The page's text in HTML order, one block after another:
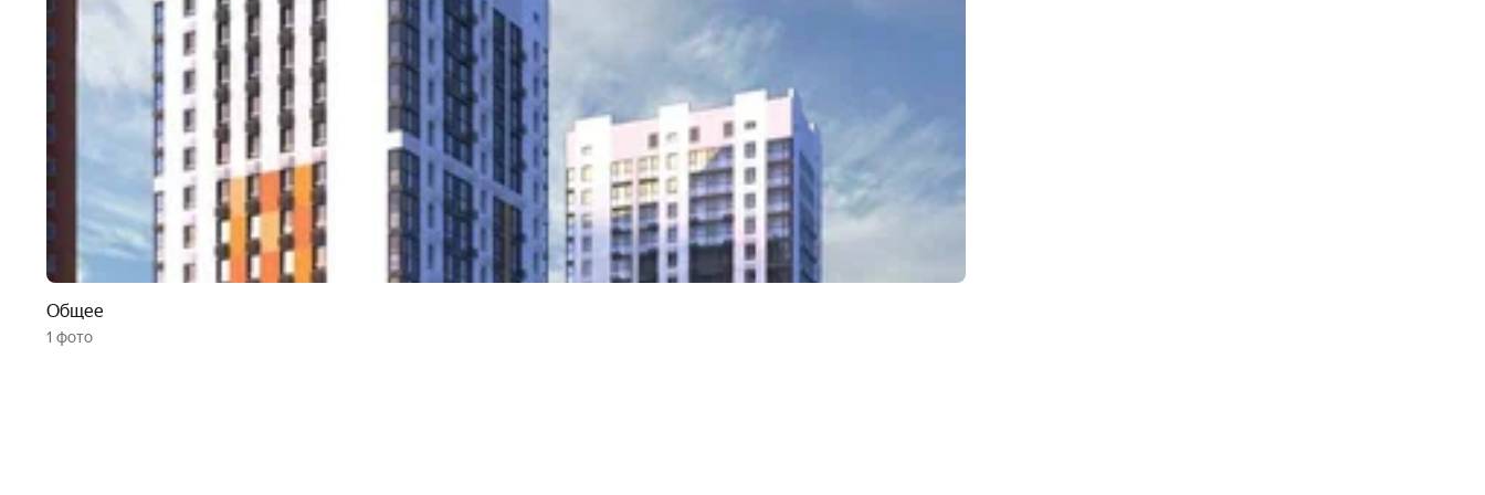
На территории жилого комплекса будут расположены детские и спортивные площадки, зоны отдыха со
скамейками и озеленёнными клумбами. Рядом с домами разместится зелёный парк площадью около пяти
гектаров — идеальное место для прогулок и отдыха на свежем воздухе.
В шаговой доступности от ЖК по ул. Запарина находятся все необходимые объекты инфраструктуры:
магазины;
школа;
детский сад;
Общее
1 фото